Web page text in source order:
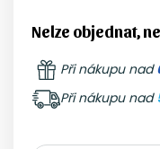
Nelze objednat,
Při nákupu nad
Při nákupu nad